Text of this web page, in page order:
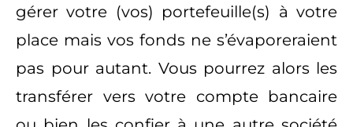
gérer votre (vos) portefeuille(s) à votre
place mais vos fonds ne s’évaporeraient
pas pour autant. Vous pourrez alors les
transférer vers votre compte bancaire